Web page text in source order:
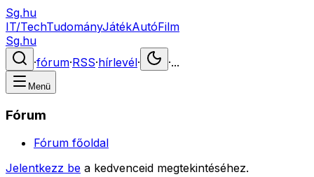
Sg.hu
IT/TechTudományJátékAutóFilm
Sg.hu
·fórum·RSS·hírlevél· ·...
Menü
Fórum
Fórum főoldal
Jelentkezz be a kedvenceid megtekintéséhez.